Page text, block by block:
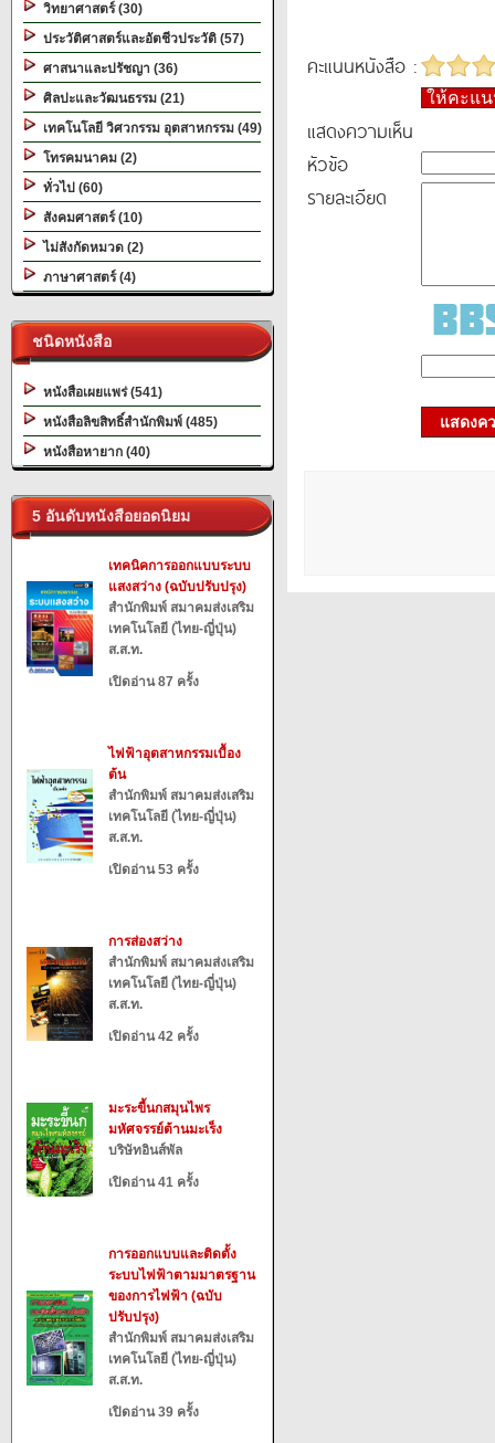
วิทยาศาสตร์ (30)
ประวัติศาสตร์และอัตชีวประวัติ (57)
ศาสนาและปรัชญา (36)
ศิลปะและวัฒนธรรม (21)
เทคโนโลยี วิศวกรรม อุตสาหกรรม (49)
โทรคมนาคม (2)
ทั่วไป (60)
สังคมศาสตร์ (10)
ไม่สังกัดหมวด (2)
ภาษาศาสตร์ (4)
ชนิดหนังสือ
หนังสือเผยแพร่ (541)
หนังสือลิขสิทธิ์สำนักพิมพ์ (485)
หนังสือหายาก (40)
5 อันดับหนังสือยอดนิยม
เทคนิคการออกแบบระบบ
แสงสว่าง (ฉบับปรับปรุง)
สำนักพิมพ์ สมาคมส่งเสริม
เทคโนโลยี (ไทย-ญี่ปุ่น)
ส.ส.ท.
เปิดอ่าน 87 ครั้ง
ไฟฟ้าอุตสาหกรรมเบื้อง
ต้น
สำนักพิมพ์ สมาคมส่งเสริม
เทคโนโลยี (ไทย-ญี่ปุ่น)
ส.ส.ท.
เปิดอ่าน 53 ครั้ง
การส่องสว่าง
สำนักพิมพ์ สมาคมส่งเสริม
เทคโนโลยี (ไทย-ญี่ปุ่น)
ส.ส.ท.
เปิดอ่าน 42 ครั้ง
มะระขี้นกสมุนไพร
มหัศจรรย์ต้านมะเร็ง
บริษัทอินส์พัล
เปิดอ่าน 41 ครั้ง
การออกแบบและติดตั้ง
ระบบไฟฟ้าตามมาตรฐาน
ของการไฟฟ้า (ฉบับ
ปรับปรุง)
สำนักพิมพ์ สมาคมส่งเสริม
เทคโนโลยี (ไทย-ญี่ปุ่น)
ส.ส.ท.
เปิดอ่าน 39 ครั้ง
คะแนนหนังสือ :
ให้คะแ
แสดงความเห็น
หัวข้อ
รายละเอียด
แสดงค